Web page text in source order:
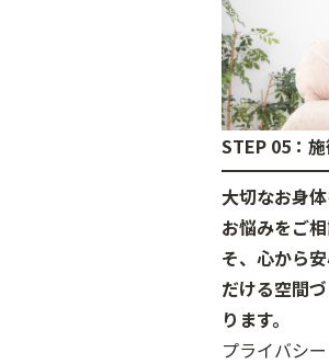
STEP 05：
大切なお身
お悩みをご
そ、心から
だける空間
ります。
プライバシ